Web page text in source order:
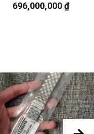
696,000,000₫